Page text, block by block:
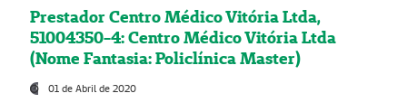
Prestador Centro Médico Vitória Ltda,
51004350-4: Centro Médico Vitória Ltda
(Nome Fantasia: Policlínica Master)
01 de Abril de 2020